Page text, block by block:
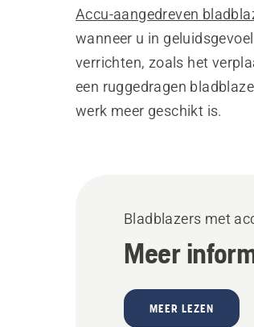
Accu-aangedreven
wanneer u in
verrichten, zoals het
een ruggedragen
werk meer geschikt is.
Bladblazers met
Meer
MEER LEZEN